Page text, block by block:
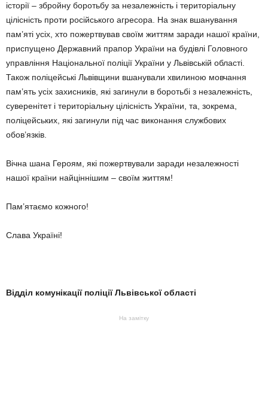
історії – збройну боротьбу за незалежність і територіальну
цілісність проти російського агресора. На знак вшанування
пам’яті усіх, хто пожертвував своїм життям заради нашої країни,
приспущено Державний прапор України на будівлі Головного
управління Національної поліції України у Львівській області.
Також поліцейські Львівщини вшанували хвилиною мовчання
пам’ять усіх захисників, які загинули в боротьбі з незалежність,
суверенітет і територіальну цілісність України, та, зокрема,
поліцейських, які загинули під час виконання службових
обов’язків.
Вічна шана Героям, які пожертвували заради незалежності
нашої країни найціннішим – своїм життям!
Пам’ятаємо кожного!
Слава Україні!
Відділ комунікації поліції Львівської області
На замітку